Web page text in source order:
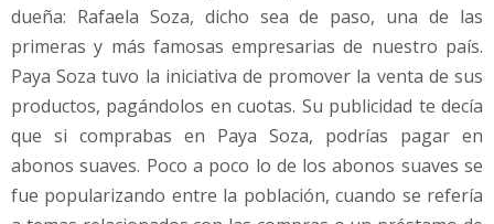
dueña: Rafaela Soza, dicho sea de paso, una de las
primeras y más famosas empresarias de nuestro país.
Paya Soza tuvo la iniciativa de promover la venta de sus
productos, pagándolos en cuotas. Su publicidad te decía
que si comprabas en Paya Soza, podrías pagar en
abonos suaves. Poco a poco lo de los abonos suaves se
fue popularizando entre la población, cuando se refería